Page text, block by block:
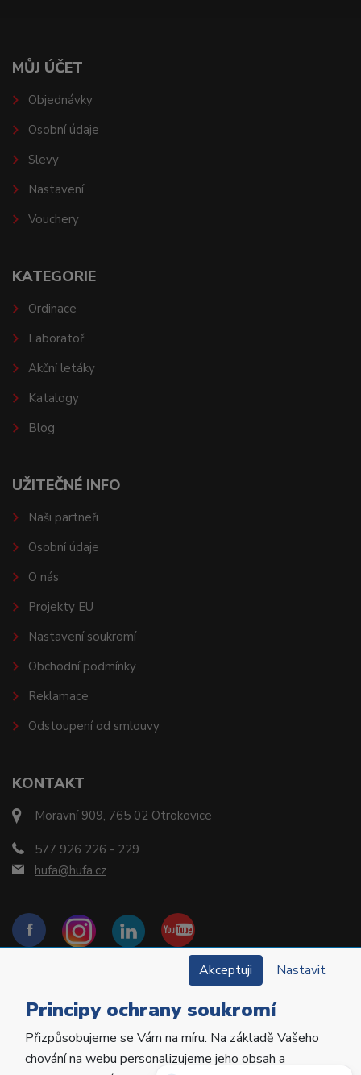
KONTAKT
Moravní 909, 765 02 Otrokovice
577 926 226 - 229
hufa@hufa.cz
MŮJ ÚČET
Objednávky
Osobní údaje
Slevy
Nastavení
Vouchery
KATEGORIE
Ordinace
Laboratoř
Akční letáky
Katalogy
Blog
UŽITEČNÉ INFO
Naši partneři
Osobní údaje
O nás
Projekty EU
Nastavení soukromí
Obchodní podmínky
Reklamace
Odstoupení od smlouvy
Copyright © 2022 Hu-Fa Dental a.s. Všechna práva
vyhrazena.
Akceptuji Nastavit
Principy ochrany soukromí
Přizpůsobujeme se Vám na míru. Na základě Vašeho
chování na webu personalizujeme jeho obsah a
Potřebujete poradit?
Zeptejte se našeho